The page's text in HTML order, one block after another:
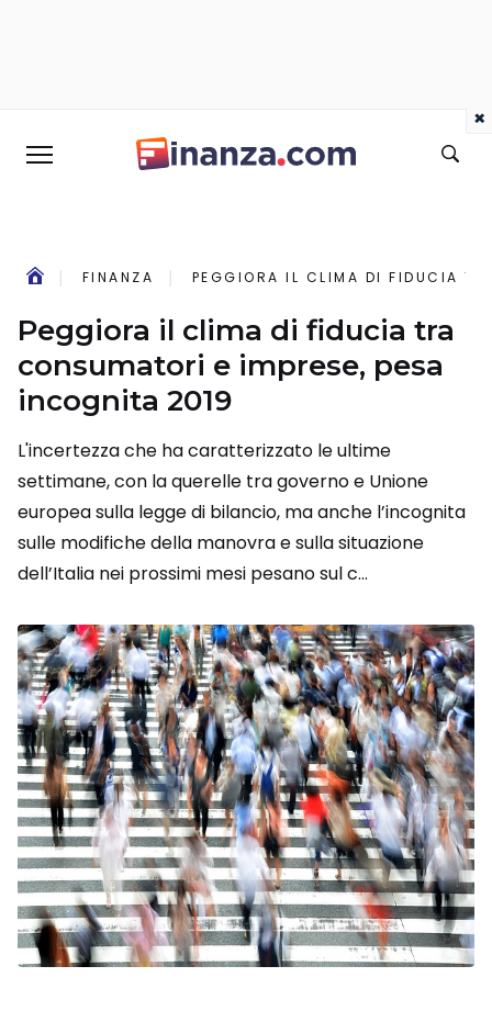
FINANZA PEGGIORA IL CLIMA DI FIDUCIA
Peggiora il clima di fiducia tra
consumatori e imprese, pesa
incognita 2019
L'incertezza che ha caratterizzato le ultime
settimane, con la querelle tra governo e Unione
europea sulla legge di bilancio, ma anche l’incognita
sulle modifiche della manovra e sulla situazione
dell’Italia nei prossimi mesi pesano sul c...
×